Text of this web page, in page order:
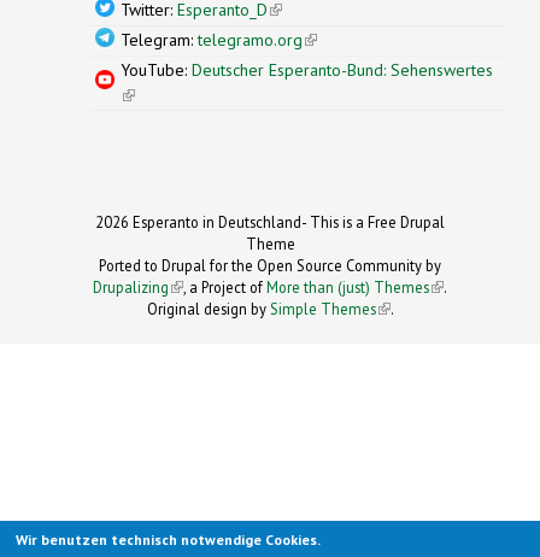
Twitter: Esperanto_D(link is external)
Telegram:telegramo.org(link is external)
YouTube: Deutscher Esperanto-Bund: Sehenswertes
(link is external)
2026 Esperanto in Deutschland- This is a Free Drupal
Theme
Ported to Drupal for the Open Source Community by
Drupalizing(link is external)
, a Project ofMore than (just) Themes (link is
.
Original design by Simple Themes
(link is
.
Wir benutzen technisch notwendige Cookies.